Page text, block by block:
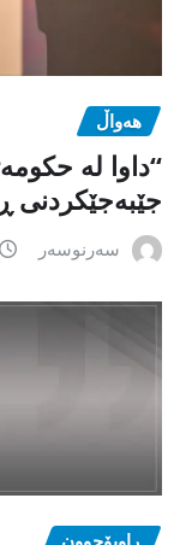
هەواڵ
“داوا لە
جێبەجێكردنی
سەرنوسەر
ڕاوبۆچوون